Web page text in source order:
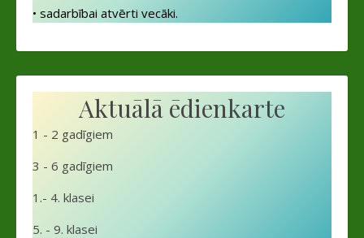
• sadarbībai atvērti vecāki.
Aktuālā ēdienkarte
1 - 2 gadīgiem
3 - 6 gadīgiem
1.- 4. klasei
5. - 9. klasei